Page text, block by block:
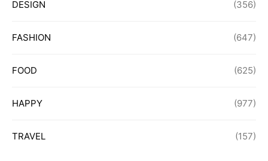
DESIGN (356)
FASHION (647)
FOOD (625)
HAPPY (977)
TRAVEL (157)